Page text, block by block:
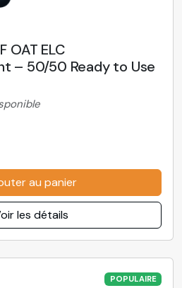
OAT ELC
– 50/50 Ready to Use
au panier
les détails
POPULAIRE